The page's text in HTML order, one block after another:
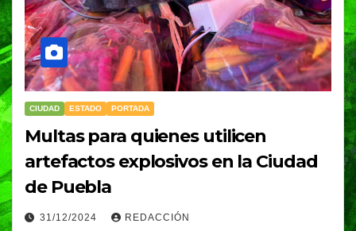
CIUDAD ESTADO PORTADA
Multas para quienes utilicen
artefactos explosivos en la Ciudad
de Puebla
31/12/2024 REDACCIÓN